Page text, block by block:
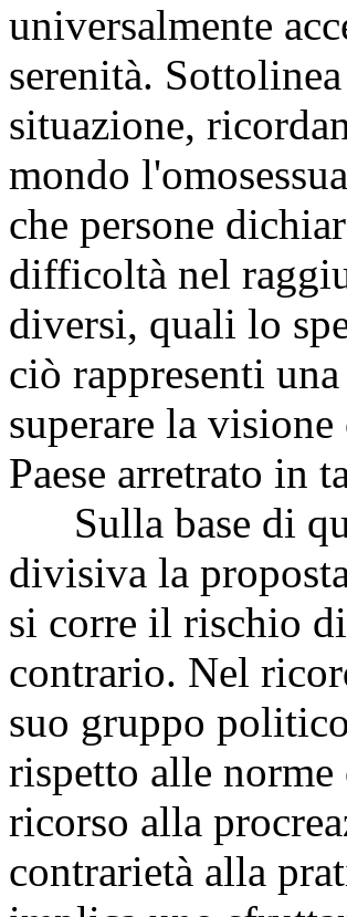
universalmente
serenità.
situazione,
mondo
che persone
difficoltà nel
diversi, quali lo
ciò rappresenti
superare la
Paese arretrato in
Sulla base di
divisiva la
si corre il rischio
contrario. Nel
suo gruppo
rispetto alle
ricorso alla
contrarietà alla